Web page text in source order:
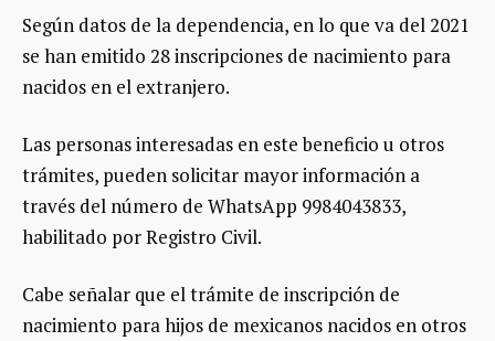
Según datos de la dependencia, en lo que va del 2021
se han emitido 28 inscripciones de nacimiento para
nacidos en el extranjero.
Las personas interesadas en este beneficio u otros
trámites, pueden solicitar mayor información a
través del número de WhatsApp 9984043833,
habilitado por Registro Civil.
Cabe señalar que el trámite de inscripción de
nacimiento para hijos de mexicanos nacidos en otros